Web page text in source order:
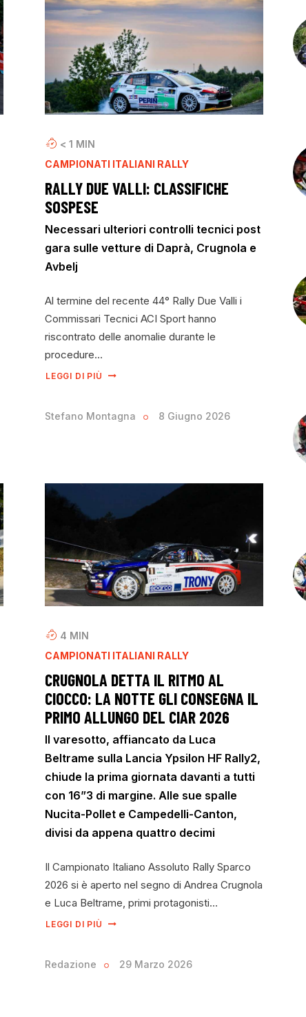
< 1 MIN
CAMPIONATI ITALIANI RALLY
RALLY DUE VALLI: CLASSIFICHE
SOSPESE
Necessari ulteriori controlli tecnici post
gara sulle vetture di Daprà, Crugnola e
Avbelj
Al termine del recente 44° Rally Due Valli i
Commissari Tecnici ACI Sport hanno
riscontrato delle anomalie durante le
procedure…
LEGGI DI PIÙ
Stefano Montagna 8 Giugno 2026
4 MIN
CAMPIONATI ITALIANI RALLY
CRUGNOLA DETTA IL RITMO AL
CIOCCO: LA NOTTE GLI CONSEGNA IL
PRIMO ALLUNGO DEL CIAR 2026
Il varesotto, affiancato da Luca
Beltrame sulla Lancia Ypsilon HF Rally2,
chiude la prima giornata davanti a tutti
con 16”3 di margine. Alle sue spalle
Nucita-Pollet e Campedelli-Canton,
divisi da appena quattro decimi
Il Campionato Italiano Assoluto Rally Sparco
2026 si è aperto nel segno di Andrea Crugnola
e Luca Beltrame, primi protagonisti…
LEGGI DI PIÙ
Redazione 29 Marzo 2026